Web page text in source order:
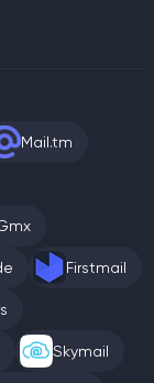
Mail.tm
Firstmail
Skymail